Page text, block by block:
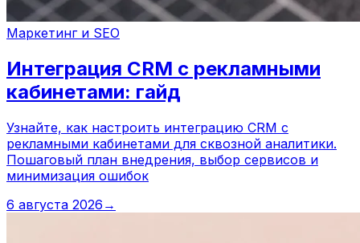
Маркетинг и SEO
Интеграция CRM с рекламными
кабинетами: гайд
Узнайте, как настроить интеграцию CRM с
рекламными кабинетами для сквозной аналитики.
Пошаговый план внедрения, выбор сервисов и
минимизация ошибок
6 августа 2026 →